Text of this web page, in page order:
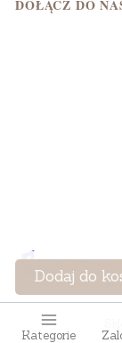
DOŁĄCZ DO
Dodaj do
Kategorie